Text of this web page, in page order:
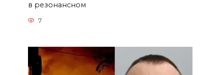
в резонансном
7